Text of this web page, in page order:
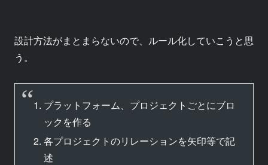
設計方法がまとまらないので、ルール化していこうと思
う。
プラットフォーム、プロジェクトごとにブロ
ックを作る
各プロジェクトのリレーションを矢印等で記
述